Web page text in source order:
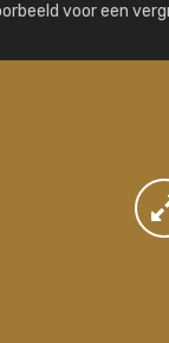
voor een